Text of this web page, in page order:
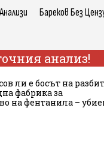
Анализи Бареков Без
анализ!
ли е босът на
фабрика за
на фентанила –